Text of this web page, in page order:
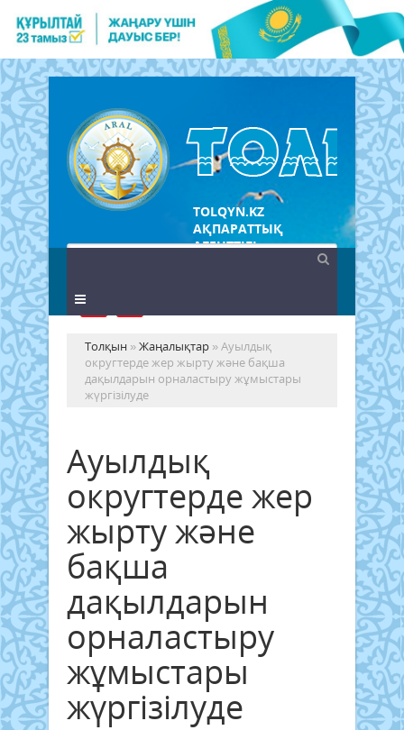
TOLQYN.KZ
АҚПАРАТТЫҚ
АГЕНТТІГІ
Толқын »Жаңалықтар » Ауылдық
округтерде жер жырту және бақша
дақылдарын орналастыру жұмыстары
жүргізілуде
Ауылдық
округтерде жер
жырту және
бақша
дақылдарын
орналастыру
жұмыстары
жүргізілуде